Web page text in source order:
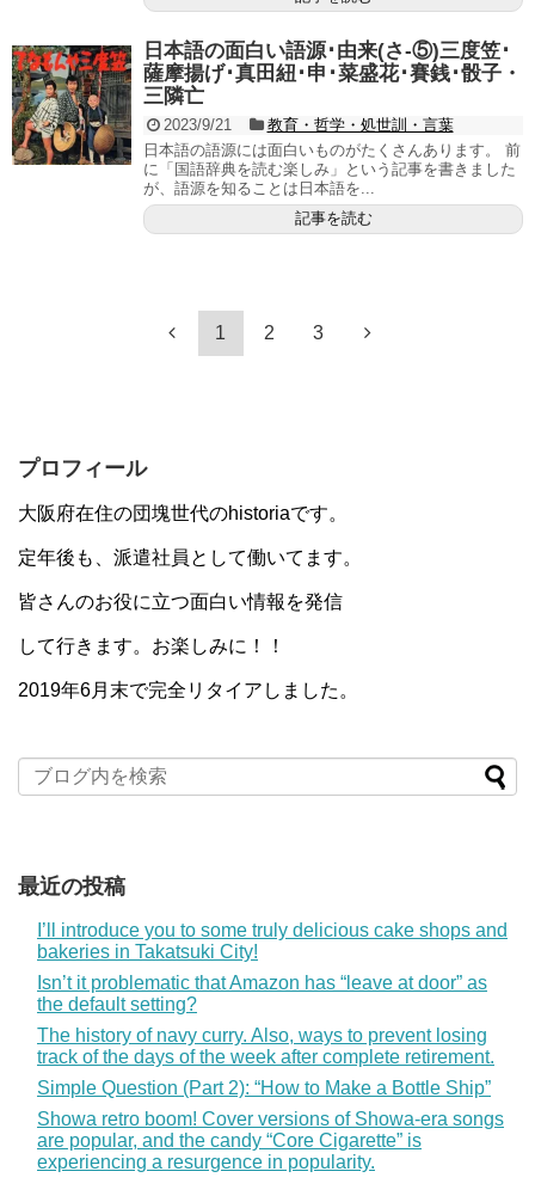
日本語の面白い語源･由来(さ-⑤)三度笠･
薩摩揚げ･真田紐･申･菜盛花･賽銭･骰子・
三隣亡
2023/9/21
教育・哲学・処世訓・言葉
日本語の語源には面白いものがたくさんあります。 前
に「国語辞典を読む楽しみ」という記事を書きました
が、語源を知ることは日本語を...
記事を読む
1 2 3
プロフィール
大阪府在住の団塊世代のhistoriaです。
定年後も、派遣社員として働いてます。
皆さんのお役に立つ面白い情報を発信
して行きます。お楽しみに！！
2019年6月末で完全リタイアしました。
最近の投稿
I’ll introduce you to some truly delicious cake shops and
bakeries in Takatsuki City!
Isn’t it problematic that Amazon has “leave at door” as
the default setting?
The history of navy curry. Also, ways to prevent losing
track of the days of the week after complete retirement.
Simple Question (Part 2): “How to Make a Bottle Ship”
Showa retro boom! Cover versions of Showa-era songs
are popular, and the candy “Core Cigarette” is
experiencing a resurgence in popularity.